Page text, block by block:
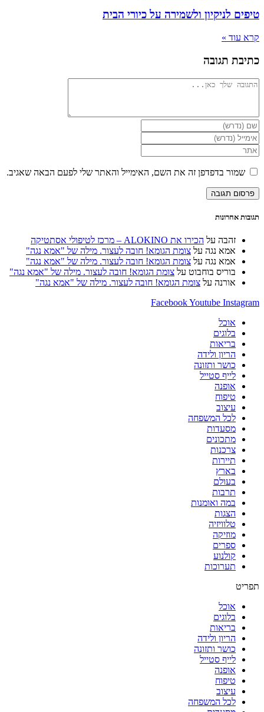
טיפים לניקיון ולשמירה על כיורי הבית
קרא עוד »
כתיבת תגובה
להגיב
הזן
את
השם
שלך
או
שם
משתמש
כדי
הזן
את
כתובת
דואר
האלקטרוני
שלך
כדי
הזן
את
כתובת
האינטרנט
שלך
שמור בדפדפן זה את השם, האימייל והאתר שלי לפעם הבאה שאגיב.
תגובות אחרונות
זהבה על הכירו את ALOKINO – מרכז לטיפולי אסתטיקה
אמא נגה על צומת הגומא! חובה לעצור. מילה של "אמא נגה"
אמא נגה על צומת הגומא! חובה לעצור. מילה של "אמא נגה"
בוריס בוחבוט על צומת הגומא! חובה לעצור. מילה של "אמא נגה"
אורנה על צומת הגומא! חובה לעצור. מילה של "אמא נגה"
FacebookYoutube Instagram
אוכל
בלוגים
בריאות
הריון ולידה
כושר ותזונה
לייף סטייל
אופנה
טיפוח
עיצוב
לכל המשפחה
מסעדות
מתכונים
צרכנות
תיירות
בארץ
בעולם
תרבות
במה ואומנות
הצגות
טלוויזיה
מוזיקה
ספרים
קולנוע
תערוכות
תפריט
אוכל
בלוגים
בריאות
הריון ולידה
כושר ותזונה
לייף סטייל
אופנה
טיפוח
עיצוב
לכל המשפחה